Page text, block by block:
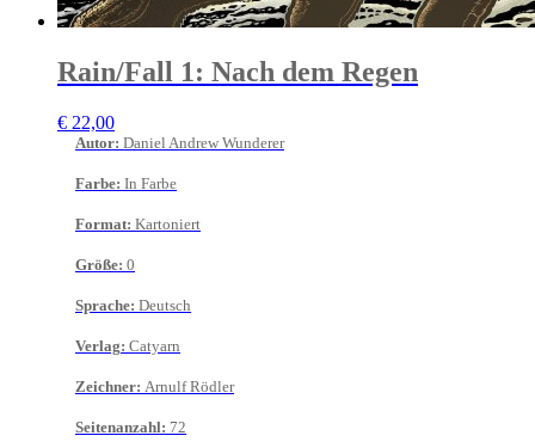
Rain/Fall 1: Nach dem Regen
€ 22,00
Autor: Daniel Andrew Wunderer
Farbe: In Farbe
Format: Kartoniert
Größe: 0
Sprache: Deutsch
Verlag: Catyarn
Zeichner: Arnulf Rödler
Seitenanzahl: 72